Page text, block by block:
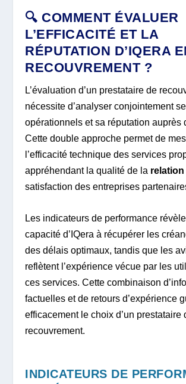
🔍 COMMENT ÉVALUER
L’EFFICACITÉ ET LA
RÉPUTATION D’IQERA
RECOUVREMENT ?
L’évaluation d’un prestataire de
nécessite d’analyser conjointement
opérationnels et sa réputation auprès
Cette double approche permet de
l’efficacité technique des services
appréhendant la qualité de la
satisfaction des entreprises
Les indicateurs de performance
capacité d’IQera à récupérer les
des délais optimaux, tandis que les
reflètent l’expérience vécue par les
ces services. Cette combinaison
factuelles et de retours d’expérience
efficacement le choix d’un prestataire
recouvrement.
INDICATEURS DE